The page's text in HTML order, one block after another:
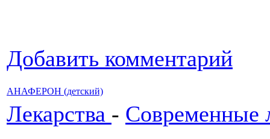
Добавить комментарий
АНАФЕРОН (детский)
Лекарства - Современные